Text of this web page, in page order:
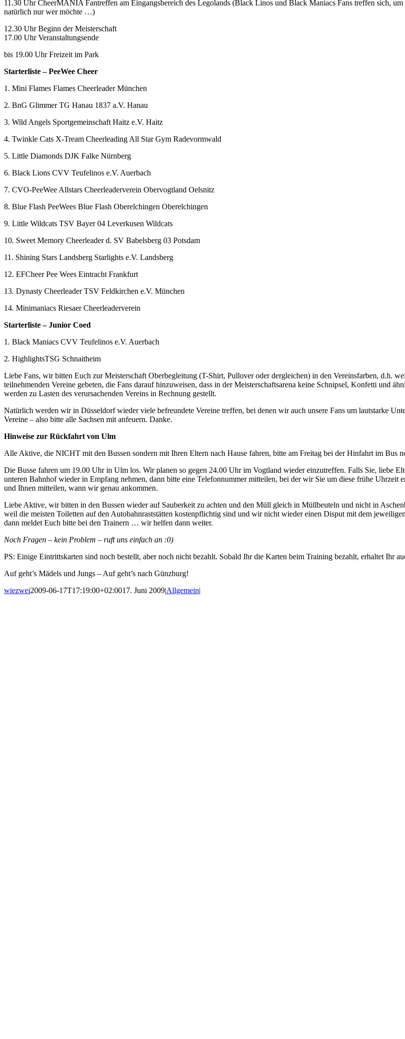
11.30 Uhr CheerMANIA Fantreffen am Eingangsbereich des Legolands (Black Linos und Black Maniacs Fans treffen sich,
natürlich nur wer möchte …)
12.30 Uhr Beginn der Meisterschaft
17.00 Uhr Veranstaltungsende
bis 19.00 Uhr Freizeit im Park
Starterliste – PeeWee Cheer
1. Mini Flames Flames Cheerleader München
2. BnG Glimmer TG Hanau 1837 a.V. Hanau
3. Wild Angels Sportgemeinschaft Haitz e.V. Haitz
4. Twinkle Cats X-Tream Cheerleading All Star Gym Radevormwald
5. Little Diamonds DJK Falke Nürnberg
6. Black Lions CVV Teufelinos e.V. Auerbach
7. CVO-PeeWee Allstars Cheerleaderverein Obervogtland Oelsnitz
8. Blue Flash PeeWees Blue Flash Oberelchingen Oberelchingen
9. Little Wildcats TSV Bayer 04 Leverkusen Wildcats
10. Sweet Memory Cheerleader d. SV Babelsberg 03 Potsdam
11. Shining Stars Landsberg Starlights e.V. Landsberg
12. EFCheer Pee Wees Eintracht Frankfurt
13. Dynasty Cheerleader TSV Feldkirchen e.V. München
14. Minimaniacs Riesaer Cheerleaderverein
Starterliste – Junior Coed
1. Black Maniacs CVV Teufelinos e.V. Auerbach
2. HighlightsTSG Schnaitheim
Liebe Fans, wir bitten Euch zur Meisterschaft Oberbegleitung (T-Shirt, Pullover oder dergleichen) in den Vereinsfarben, d.h.
teilnehmenden Vereine gebeten, die Fans darauf hinzuweisen, dass in der Meisterschaftsarena keine Schnipsel, Konfetti und
werden zu Lasten des verursachenden Vereins in Rechnung gestellt.
Natürlich werden wir in Düsseldorf wieder viele befreundete Vereine treffen, bei denen wir auch unsere Fans um lautstarke
Vereine – also bitte alle Sachsen mit anfeuern. Danke.
Hinweise zur Rückfahrt von Ulm
Alle Aktive, die NICHT mit den Bussen sondern mit Ihren Eltern nach Hause fahren, bitte am Freitag bei der Hinfahrt im Bus
Die Busse fahren um 19.00 Uhr in Ulm los. Wir planen so gegen 24.00 Uhr im Vogtland wieder einzutreffen. Falls Sie, liebe
unteren Bahnhof wieder in Empfang nehmen, dann bitte eine Telefonnummer mitteilen, bei der wir Sie um diese frühe
und Ihnen mitteilen, wann wir genau ankommen.
Liebe Aktive, wir bitten in den Bussen wieder auf Sauberkeit zu achten und den Müll gleich in Müllbeuteln und nicht in
weil die meisten Toiletten auf den Autobahnraststätten kostenpflichtig sind und wir nicht wieder einen Disput mit dem
dann meldet Euch bitte bei den Trainern … wir helfen dann weiter.
Noch Fragen – kein Problem – ruft uns einfach an :0)
PS: Einige Eintrittskarten sind noch bestellt, aber noch nicht bezahlt. Sobald Ihr die Karten beim Training bezahlt, erhaltet Ihr
Auf geht’s Mädels und Jungs – Auf geht’s nach Günzburg!
wiezwei2009-06-17T17:19:00+02:0017. Juni 2009|Allgemein|